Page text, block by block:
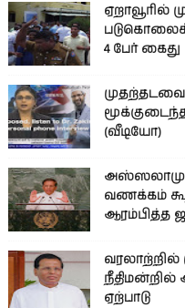
ஏறாவூரில்
4 பேர் கைது
(வீடியோ)
வணக்கம்
ஆரம்பித்த
வரலாற்றில்
நீதிமன்றில்
ஏற்பாடு